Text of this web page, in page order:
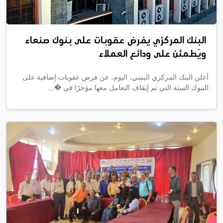
البنك المركزي يفرض عقوبات على بنوك صنعاء
ويُطمئن على ودائع العملاء
أعلن البنك المركزي اليمني، اليوم، عن فرض عقوبات إضافية على
البنوك الستة التي تم إيقاف التعامل معها مؤخرًا في �...